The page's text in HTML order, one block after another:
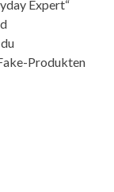
Expert“
Produkten